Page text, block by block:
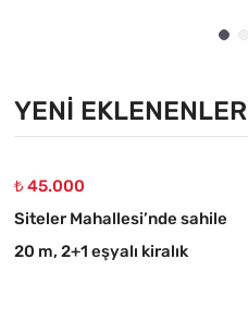
YENI EKLENENLER
₺ 45.000
Siteler Mahallesi’nde sahile
20 m, 2+1 eşyalı kiralık